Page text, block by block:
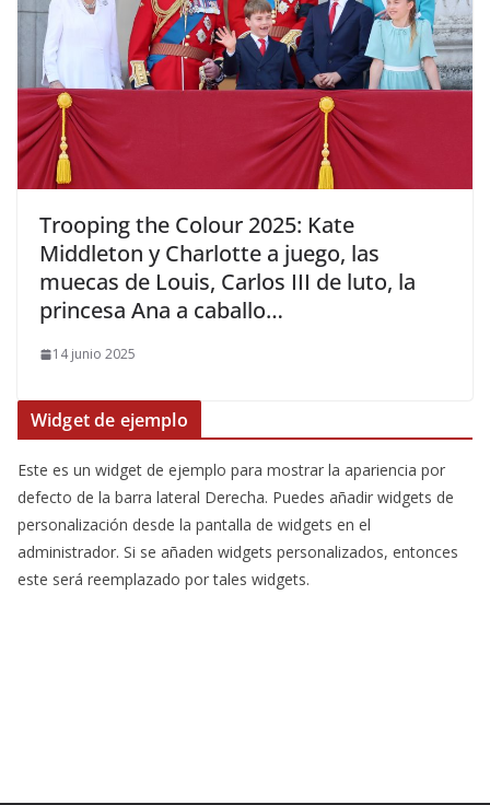
​Trooping the Colour 2025: Kate
Middleton y Charlotte a juego, las
muecas de Louis, Carlos III de luto, la
princesa Ana a caballo…
14 junio 2025
Widget de ejemplo
Este es un widget de ejemplo para mostrar la apariencia por
defecto de la barra lateral Derecha. Puedes añadir widgets de
personalización desde la pantalla de widgets en el
administrador. Si se añaden widgets personalizados, entonces
este será reemplazado por tales widgets.